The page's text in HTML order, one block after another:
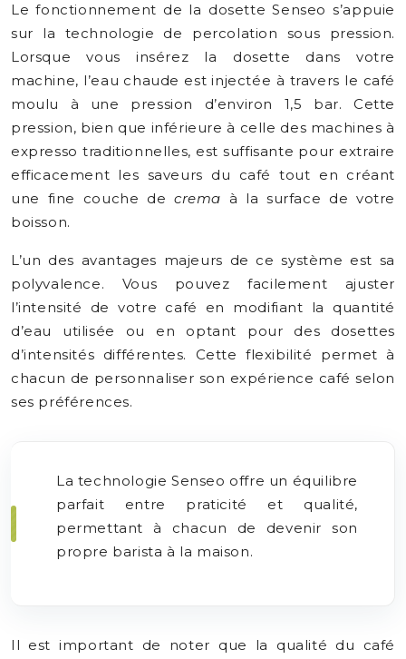
Le fonctionnement de la dosette Senseo s’appuie
sur la technologie de percolation sous pression.
Lorsque vous insérez la dosette dans votre
machine, l’eau chaude est injectée à travers le café
moulu à une pression d’environ 1,5 bar. Cette
pression, bien que inférieure à celle des machines à
expresso traditionnelles, est suffisante pour extraire
efficacement les saveurs du café tout en créant
une fine couche decrema à la surface de votre
boisson.
L’un des avantages majeurs de ce système est sa
polyvalence. Vous pouvez facilement ajuster
l’intensité de votre café en modifiant la quantité
d’eau utilisée ou en optant pour des dosettes
d’intensités différentes. Cette flexibilité permet à
chacun de personnaliser son expérience café selon
ses préférences.
La technologie Senseo offre un équilibre
parfait entre praticité et qualité,
permettant à chacun de devenir son
propre barista à la maison.
Il est important de noter que la qualité du café